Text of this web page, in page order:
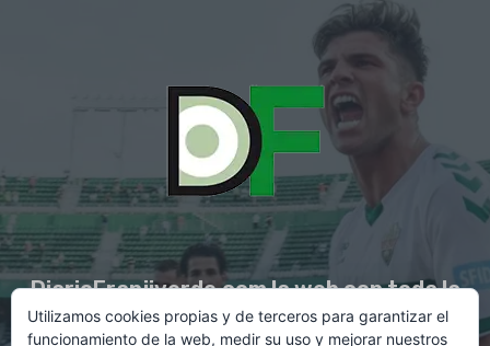
DiarioFranjiverde.com la web con toda la
información del Elche C.F.
Utilizamos cookies propias y de terceros para garantizar el
funcionamiento de la web, medir su uso y mejorar nuestros